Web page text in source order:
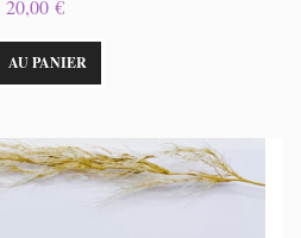
20,00 €
AU PANIER